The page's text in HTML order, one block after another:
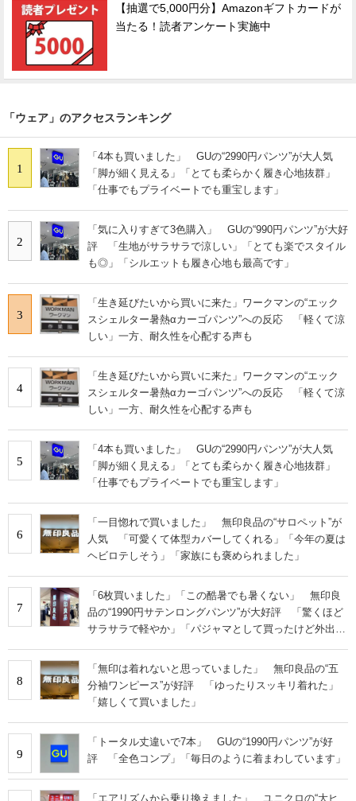
【抽選で5,000円分】Amazonギフトカードが
当たる！読者アンケート実施中
「ウェア」のアクセスランキング
1
「4本も買いました」 GUの“2990円パンツ”が大人気
「脚が細く見える」「とても柔らかく履き心地抜群」
「仕事でもプライベートでも重宝します」
2
「気に入りすぎて3色購入」 GUの“990円パンツ”が大好
評 「生地がサラサラで涼しい」「とても楽でスタイル
も◎」「シルエットも履き心地も最高です」
3
「生き延びたいから買いに来た」ワークマンの“エック
スシェルター暑熱αカーゴパンツ”への反応 「軽くて涼
しい」一方、耐久性を心配する声も
4
「生き延びたいから買いに来た」ワークマンの“エック
スシェルター暑熱αカーゴパンツ”への反応 「軽くて涼
しい」一方、耐久性を心配する声も
5
「4本も買いました」 GUの“2990円パンツ”が大人気
「脚が細く見える」「とても柔らかく履き心地抜群」
「仕事でもプライベートでも重宝します」
6
「一目惚れで買いました」 無印良品の“サロペット”が
人気 「可愛くて体型カバーしてくれる」「今年の夏は
ヘビロテしそう」「家族にも褒められました」
7
「6枚買いました」「この酷暑でも暑くない」 無印良
品の“1990円サテンロングパンツ”が大好評 「驚くほど
サラサラで軽やか」「パジャマとして買ったけど外出用
8
「無印は着れないと思っていました」 無印良品の“五
分袖ワンピース”が好評 「ゆったりスッキリ着れた」
「嬉しくて買いました」
9
「トータル丈違いで7本」 GUの“1990円パンツ”が好
評 「全色コンプ」「毎日のように着まわしています」
「エアリズムから乗り換えました」 ユニクロの“大ヒ